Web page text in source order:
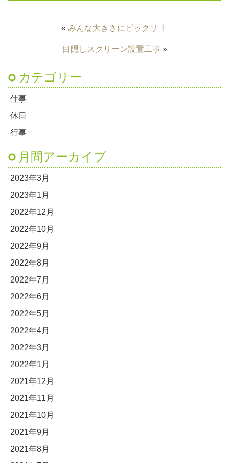
«みんな大きさにビックリ
目隠しスクリーン設置工事»
カテゴリー
仕事
休日
行事
月間アーカイブ
2023年3月
2023年1月
2022年12月
2022年10月
2022年9月
2022年8月
2022年7月
2022年6月
2022年5月
2022年4月
2022年3月
2022年1月
2021年12月
2021年11月
2021年10月
2021年9月
2021年8月